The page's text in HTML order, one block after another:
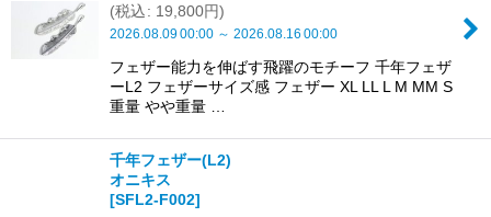
(税込: 19,800円)
2026.08.0900:00 ～ 2026.08.16 00:00
フェザー能力を伸ばす飛躍のモチーフ 千年フェザ
ーL2 フェザーサイズ感 フェザー XL LL L M MM S
重量 やや重量 …
千年フェザー(L2)
オニキス
[SFL2-F002]